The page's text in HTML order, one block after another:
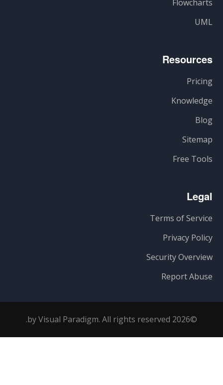
Flowcharts
UML
Resources
Pricing
Knowledge
Blog
Sitemap
Free Tools
Legal
Terms of Service
Privacy Policy
Security Overview
Report Abuse
©2026 by Visual Paradigm. All rights reserved.